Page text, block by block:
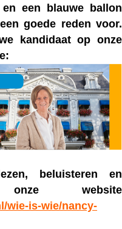
een blauwe
ballon
goede reden voor.
kandidaat op onze
beluisteren en
website
wie-is-wie/nancy-